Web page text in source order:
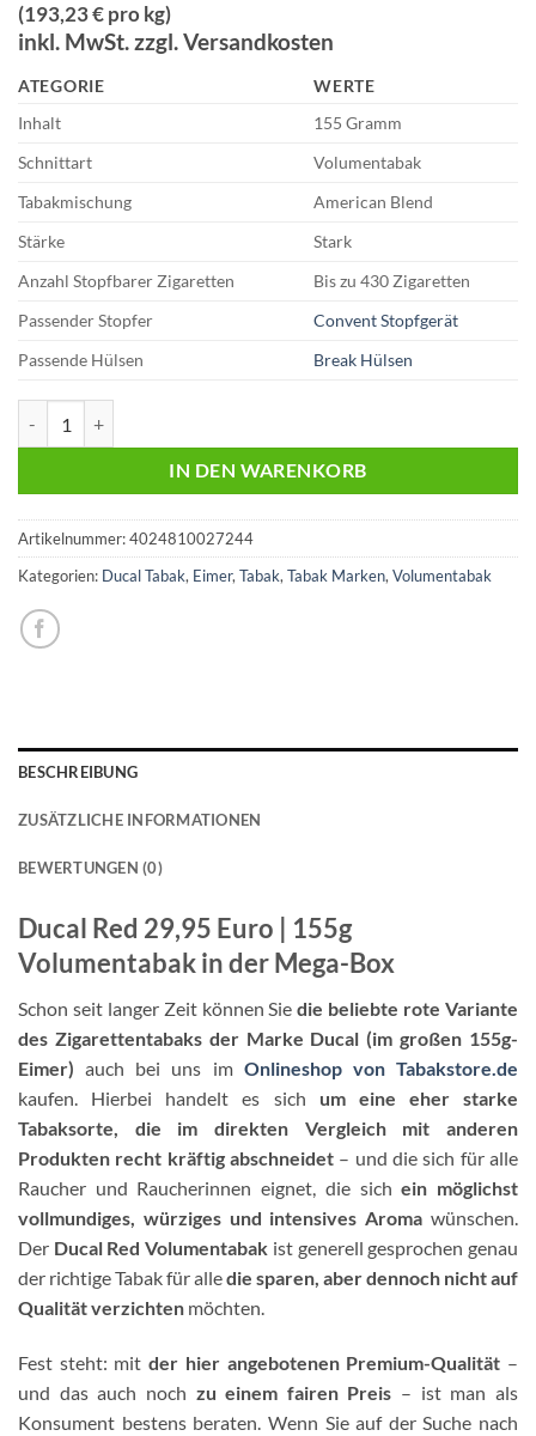
(193,23 € pro kg)
inkl. MwSt. zzgl. Versandkosten
ATEGORIE
WERTE
Inhalt
155 Gramm
Schnittart
Volumentabak
Tabakmischung
American Blend
Stärke
Stark
Anzahl Stopfbarer Zigaretten
Bis zu 430 Zigaretten
Passender Stopfer
Convent Stopfgerät
Passende Hülsen
Break Hülsen
IN DEN WARENKORB
Artikelnummer:4024810027244
Kategorien: Ducal Tabak, Eimer, Tabak, Tabak Marken, Volumentabak
BESCHREIBUNG
ZUSÄTZLICHE INFORMATIONEN
BEWERTUNGEN (0)
Ducal Red 29,95 Euro | 155g
Volumentabak in der Mega-Box
Schon seit langer Zeit können Sie die beliebte rote Variante
des Zigarettentabaks der Marke Ducal (im großen 155g-
Eimer)auch bei uns im Onlineshop von Tabakstore.de
kaufen. Hierbei handelt es sich um eine eher starke
Tabaksorte, die im direkten Vergleich mit anderen
Produkten recht kräftig abschneidet – und die sich für alle
Raucher und Raucherinnen eignet, die sichein möglichst
vollmundiges, würziges und intensives Aroma wünschen.
Der Ducal Red Volumentabak ist generell gesprochen genau
der richtige Tabak für alledie sparen, aber dennoch nicht auf
Qualität verzichten möchten.
Fest steht: mitder hier angebotenen Premium-Qualität –
und das auch noch zu einem fairen Preis – ist man als
Konsument bestens beraten. Wenn Sie auf der Suche nach